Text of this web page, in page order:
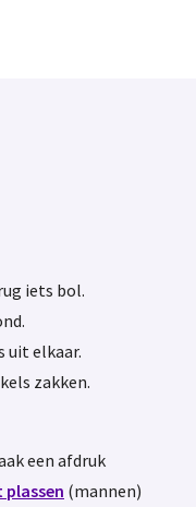
iets bol.
uit elkaar.
zakken.
een afdruk
plassen (mannen)